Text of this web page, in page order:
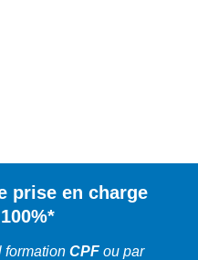
prise en charge
100%*
formation CPF ou par